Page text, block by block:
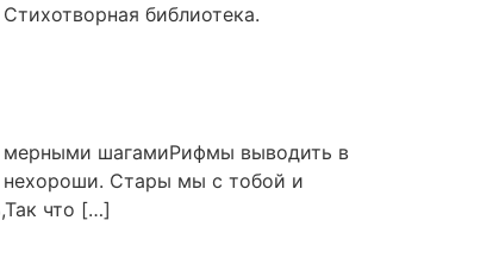
библиотека.
мерными шагамиРифмы выводить в
Стары мы с тобой и
что […]